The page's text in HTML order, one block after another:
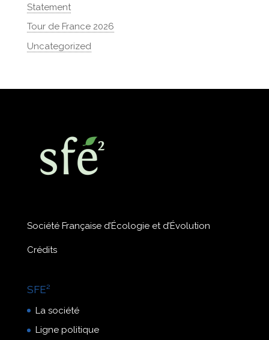
Statement
Tour de France 2026
Uncategorized
Société Française d’Écologie et d’Évolution
Crédits
SFE²
La société
Ligne politique